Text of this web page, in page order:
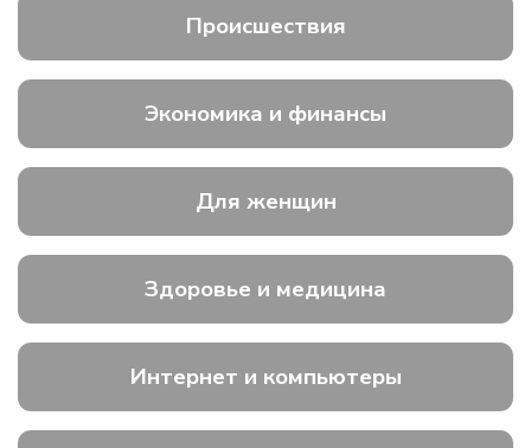
Происшествия
Экономика и финансы
Для женщин
Здоровье и медицина
Интернет и компьютеры